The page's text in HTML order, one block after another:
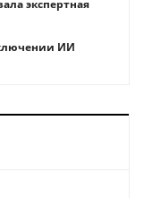
экспертная
ИИ